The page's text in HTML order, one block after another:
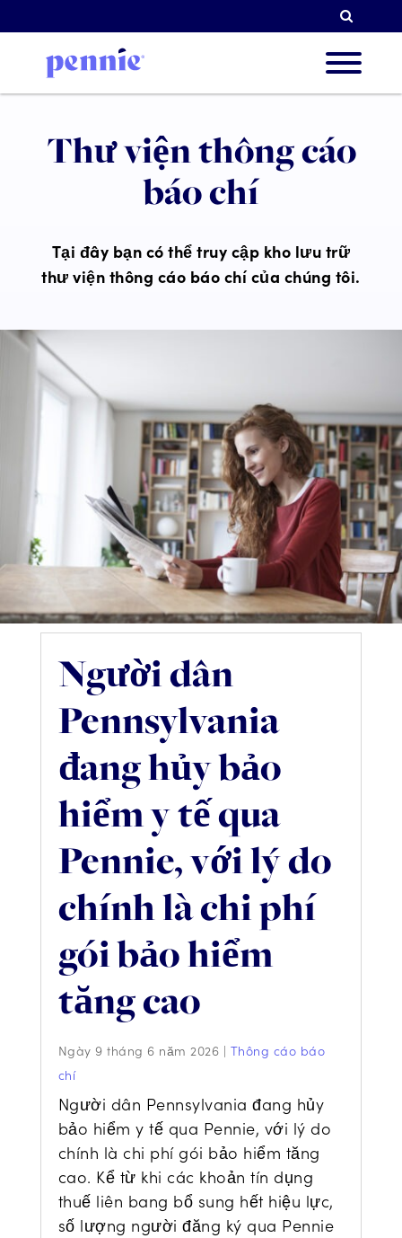
Về
Đối
Thư viện thông cáo
báo chí
Tại đây bạn có thể truy cập kho lưu trữ
thư viện thông cáo báo chí của chúng tôi.
Người dân
Pennsylvania
đang hủy bảo
hiểm y tế qua
Pennie, với lý do
chính là chi phí
gói bảo hiểm
tăng cao
Ngày 9 tháng 6 năm 2026 | Thông cáo báo
chí
Người dân Pennsylvania đang hủy
bảo hiểm y tế qua Pennie, với lý do
chính là chi phí gói bảo hiểm tăng
cao. Kể từ khi các khoản tín dụng
thuế liên bang bổ sung hết hiệu lực,
số lượng người đăng ký qua Pennie